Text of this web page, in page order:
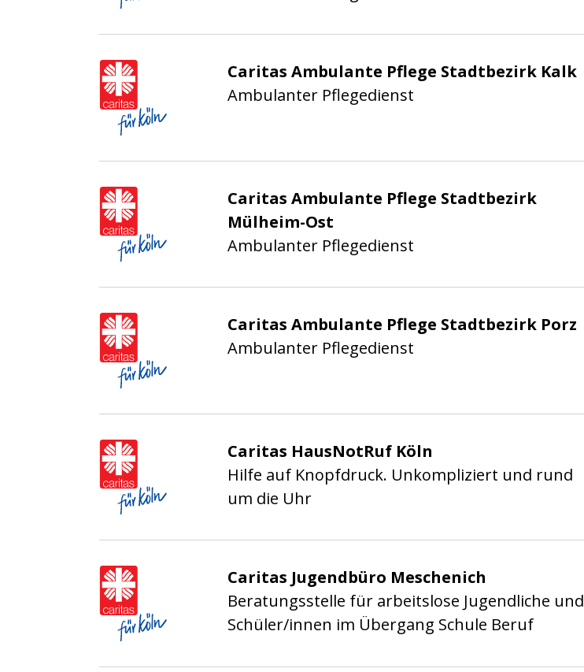
Caritasverband für die Stadt Köln e.V.
Caritas Ambulante Pflege Stadtbezirk Kalk
Ambulanter Pflegedienst
Caritasverband für die Stadt Köln e.V.
Caritas Ambulante Pflege Stadtbezirk
Mülheim-Ost
Ambulanter Pflegedienst
Caritasverband für die Stadt Köln e.V.
Caritas Ambulante Pflege Stadtbezirk Porz
Ambulanter Pflegedienst
Caritasverband für die Stadt Köln e.V.
Caritas HausNotRuf Köln
Hilfe auf Knopfdruck. Unkompliziert und rund
um die Uhr
Caritasverband für die Stadt Köln e.V.
Caritas Jugendbüro Meschenich
Beratungsstelle für arbeitslose Jugendliche und
Schüler/innen im Übergang Schule Beruf